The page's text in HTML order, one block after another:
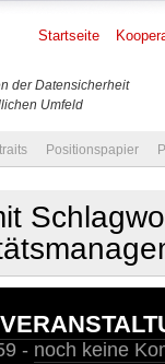
der Datensicherheit
Umfeld
Startseite
Positionspapier
- noch keine